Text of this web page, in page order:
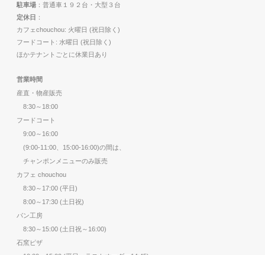
駐車場 ：普通車１９２台・大型３台
定休日 ：
カフェchouchou: 火曜日 (祝日除く)
フードコート: 水曜日 (祝日除く)
ほかテナントごとに休業日あり
営業時間
産直・物産販売
8:30～18:00
フードコート
9:00～16:00
(9:00-11:00、15:00-16:00)の間は、
チャンポンメニューのみ販売
カフェ chouchou
8:30～17:00 (平日)
8:00～17:30 (土日祝)
パン工房
8:30～15:00 (土日祝～16:00)
石窯ピザ